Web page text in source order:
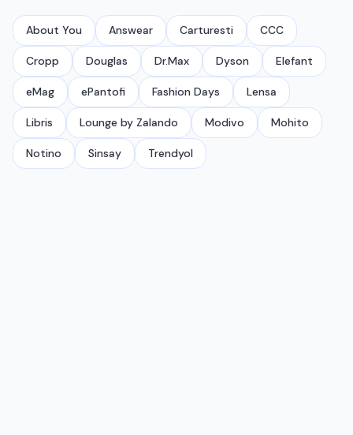
About You Answear Carturesti CCC
Cropp Douglas Dr.Max Dyson Elefant
eMag ePantofi Fashion Days Lensa
Libris Lounge by Zalando Modivo Mohito
Notino Sinsay Trendyol